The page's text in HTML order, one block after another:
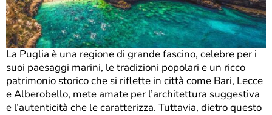
La Puglia è una regione di grande fascino, celebre per i
suoi paesaggi marini, le tradizioni popolari e un ricco
patrimonio storico che si riflette in città come Bari, Lecce
e Alberobello, mete amate per l’architettura suggestiva
e l’autenticità che le caratterizza. Tuttavia, dietro questo